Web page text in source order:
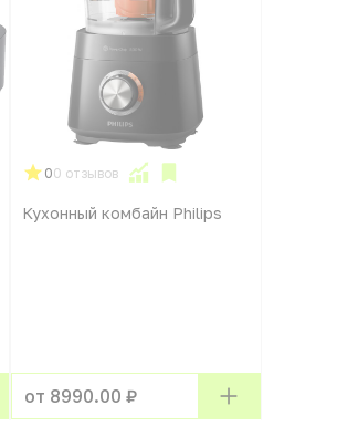
00 отзывов
Кухонный комбайн Philips
от 8990.00 ₽